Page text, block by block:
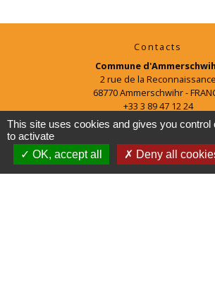
Contacts
Commune
2 rue de la Reconnaissance
68770 Ammerschwihr -
+33 3 89 47 12 24
Lundi : 8h-12h et 16h-18h
Mardi : 8h-12h et 13h-17h
Mercredi : 8h-12h
This site uses cookies and gives you control
to activate
OK, accept all
Deny all